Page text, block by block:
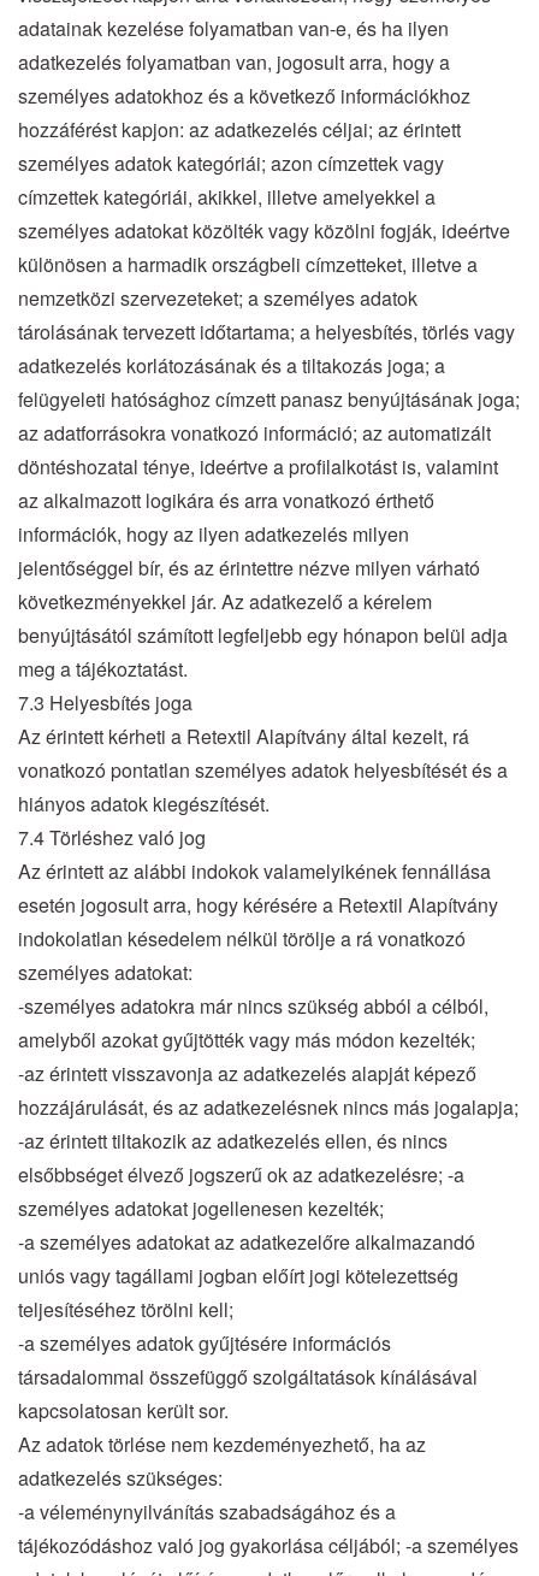
adatainak kezelése folyamatban van-e, és ha ilyen
adatkezelés folyamatban van, jogosult arra, hogy a
személyes adatokhoz és a következő információkhoz
hozzáférést kapjon: az adatkezelés céljai; az érintett
személyes adatok kategóriái; azon címzettek vagy
címzettek kategóriái, akikkel, illetve amelyekkel a
személyes adatokat közölték vagy közölni fogják, ideértve
különösen a harmadik országbeli címzetteket, illetve a
nemzetközi szervezeteket; a személyes adatok
tárolásának tervezett időtartama; a helyesbítés, törlés vagy
adatkezelés korlátozásának és a tiltakozás joga; a
felügyeleti hatósághoz címzett panasz benyújtásának joga;
az adatforrásokra vonatkozó információ; az automatizált
döntéshozatal ténye, ideértve a profilalkotást is, valamint
az alkalmazott logikára és arra vonatkozó érthető
információk, hogy az ilyen adatkezelés milyen
jelentőséggel bír, és az érintettre nézve milyen várható
következményekkel jár. Az adatkezelő a kérelem
benyújtásától számított legfeljebb egy hónapon belül adja
meg a tájékoztatást.
7.3 Helyesbítés joga
Az érintett kérheti a Retextil Alapítvány által kezelt, rá
vonatkozó pontatlan személyes adatok helyesbítését és a
hiányos adatok kiegészítését.
7.4 Törléshez való jog
Az érintett az alábbi indokok valamelyikének fennállása
esetén jogosult arra, hogy kérésére a Retextil Alapítvány
indokolatlan késedelem nélkül törölje a rá vonatkozó
személyes adatokat:
-személyes adatokra már nincs szükség abból a célból,
amelyből azokat gyűjtötték vagy más módon kezelték;
-az érintett visszavonja az adatkezelés alapját képező
hozzájárulását, és az adatkezelésnek nincs más jogalapja;
-az érintett tiltakozik az adatkezelés ellen, és nincs
elsőbbséget élvező jogszerű ok az adatkezelésre; -a
személyes adatokat jogellenesen kezelték;
-a személyes adatokat az adatkezelőre alkalmazandó
uniós vagy tagállami jogban előírt jogi kötelezettség
teljesítéséhez törölni kell;
-a személyes adatok gyűjtésére információs
társadalommal összefüggő szolgáltatások kínálásával
kapcsolatosan került sor.
Az adatok törlése nem kezdeményezhető, ha az
adatkezelés szükséges:
-a véleménynyilvánítás szabadságához és a
tájékozódáshoz való jog gyakorlása céljából; -a személyes